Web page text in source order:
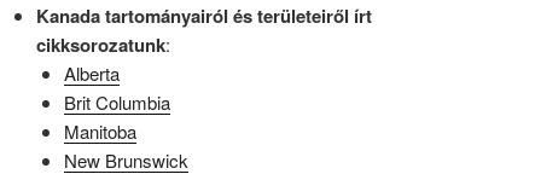
Kanada tartományairól és területeiről írt
cikksorozatunk:
Alberta
Brit Columbia
Manitoba
New Brunswick